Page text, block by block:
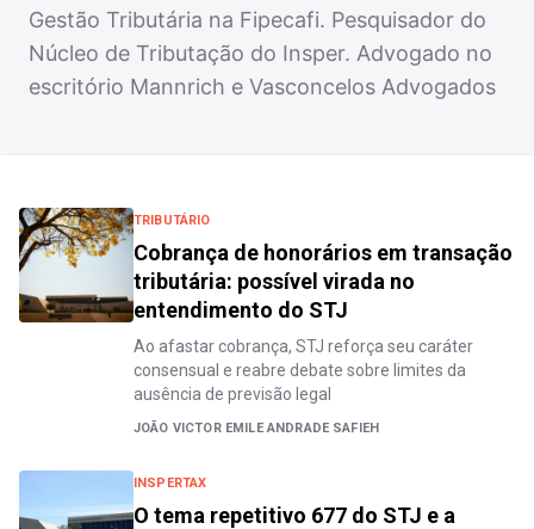
Gestão Tributária na Fipecafi. Pesquisador do
Núcleo de Tributação do Insper. Advogado no
escritório Mannrich e Vasconcelos Advogados
TRIBUTÁRIO
Cobrança de honorários em transação
tributária: possível virada no
entendimento do STJ
Ao afastar cobrança, STJ reforça seu caráter
consensual e reabre debate sobre limites da
ausência de previsão legal
JOÃO VICTOR EMILE ANDRADE SAFIEH
INSPERTAX
O tema repetitivo 677 do STJ e a